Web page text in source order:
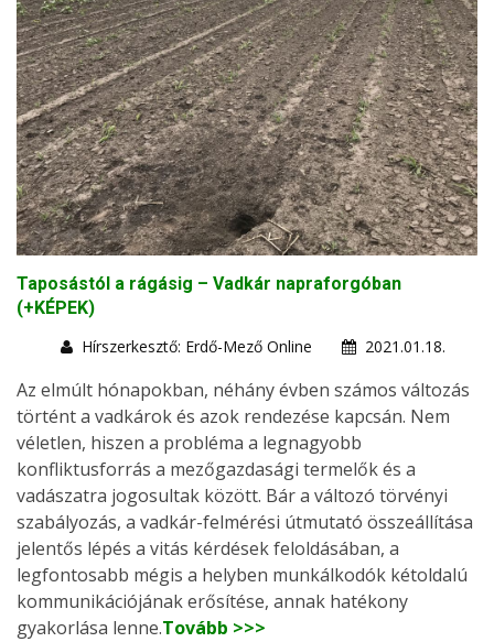
Taposástól a rágásig – Vadkár napraforgóban
(+KÉPEK)
Hírszerkesztő: Erdő-Mező Online
2021.01.18.
Az elmúlt hónapokban, néhány évben számos változás
történt a vadkárok és azok rendezése kapcsán. Nem
véletlen, hiszen a probléma a legnagyobb
konfliktusforrás a mezőgazdasági termelők és a
vadászatra jogosultak között. Bár a változó törvényi
szabályozás, a vadkár-felmérési útmutató összeállítása
jelentős lépés a vitás kérdések feloldásában, a
legfontosabb mégis a helyben munkálkodók kétoldalú
kommunikációjának erősítése, annak hatékony
gyakorlása lenne.Tovább >>>